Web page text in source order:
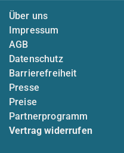
Über uns
Impressum
AGB
Datenschutz
Barrierefreiheit
Presse
Preise
Partnerprogramm
Vertrag widerrufen